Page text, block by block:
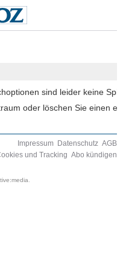
sind leider keine
oder löschen Sie einen
Impressum Datenschutz AGB
und Tracking Abo kündigen
.